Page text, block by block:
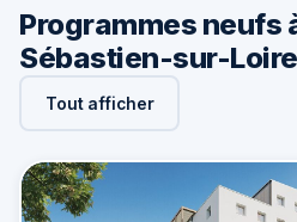
Programmes neufs
Sébastien-sur-Loire
Tout afficher